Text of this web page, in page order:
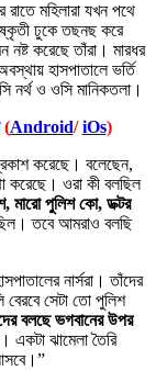
মহিলারা যখন পথে
ঢুকে তছনছ করে
নষ্ট করেছে তাঁরা। মারধর
হাসপাতালে ভর্তি
নর্থ ও ওসি মানিকতলা।
(Android/iOs)
করেছে। বলেছেন,
করেছে। ওরা কী বলছিল
মারো পুলিশ কো, ডক্টর
তবে আমরাও বলছি
নার্সরা। তাঁদের
বেরবে সেটা তো পুলিশ
বলছে ভগবানের উপর
একটা ঝামেলা তৈরি